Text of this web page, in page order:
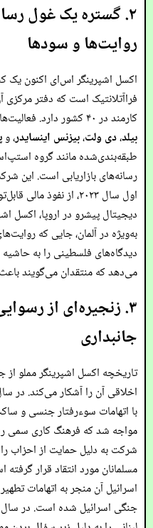
۲. گستره یک غول
روایت‌ها و سودها
اکسل اشپرینگر اس‌ای اکنون یک
کارمند در ۴۰ کشور دارد. فعالیت‌های آن شامل رسانه‌های خبری مانند
بیلد،دی ولت،بیزنس اینسایدر، و
اول سال ۲۰۲۳، از نفوذ
دیجیتال پیشرو در اروپا، اکسل
به‌ویژه در آلمان، جایی که
دیدگاه‌های فلسطینی را به
می‌دهد که منتقدان می‌گویند
۳. زنجیره‌ای از
جانبداری
تاریخچه اکسل اشپرینگر مملو
اخلاقی آن را آشکار می‌کند. در سال ۲۰۲۱، یولیان رایشلت،
با اتهامات سوءرفتار جنسی و
مواجه شد که فرهنگ کاری سمی
شرکت به دلیل حمایت از احزاب
مسلمانان مورد انتقاد قرار
اسرائیل آن منجر به اتهامات